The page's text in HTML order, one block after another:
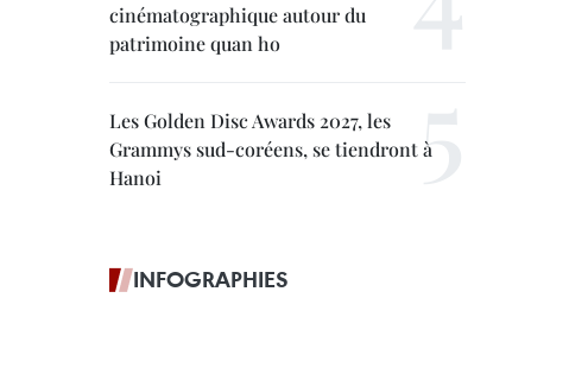
cinématographique autour du
patrimoine quan ho
Les Golden Disc Awards 2027, les
Grammys sud-coréens, se tiendront à
Hanoi
INFOGRAPHIES